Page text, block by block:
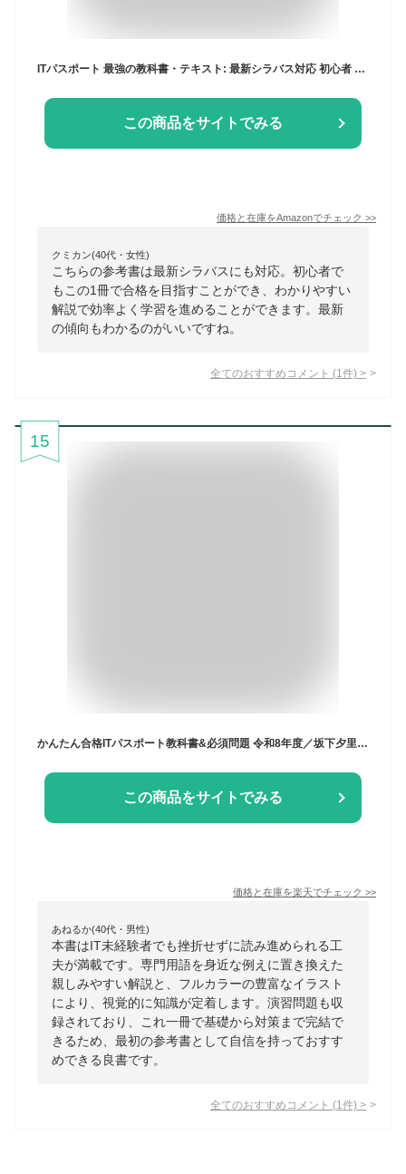
ITパスポート 最強の教科書・テキスト: 最新シラバス対応 初心者 参考書 この1冊で確実に一発合格を目指せ
この商品をサイトでみる
価格と在庫をAmazonでチェック >>
クミカン(40代・女性)
こちらの参考書は最新シラバスにも対応。初心者で
もこの1冊で合格を目指すことができ、わかりやすい
解説で効率よく学習を進めることができます。最新
の傾向もわかるのがいいですね。
全てのおすすめコメント (1 件) >
15
かんたん合格ITパスポート教科書&必須問題 令和8年度／坂下夕里／ラーニング編集部【3000円以上送料無料】
この商品をサイトでみる
価格と在庫を楽天でチェック >>
あねるか(40代・男性)
本書はIT未経験者でも挫折せずに読み進められる工
夫が満載です。専門用語を身近な例えに置き換えた
親しみやすい解説と、フルカラーの豊富なイラスト
により、視覚的に知識が定着します。演習問題も収
録されており、これ一冊で基礎から対策まで完結で
きるため、最初の参考書として自信を持っておすす
めできる良書です。
全てのおすすめコメント (1 件) >